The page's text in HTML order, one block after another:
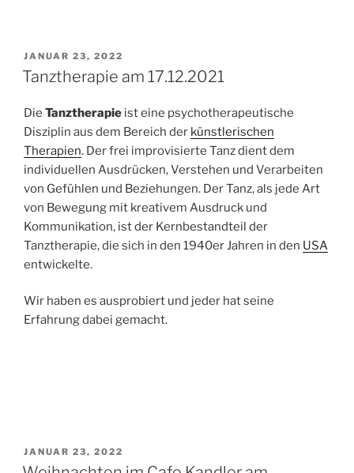
VERÖFFENTLICHT
AM
JANUAR 23, 2022
Tanztherapie am 17.12.2021
Die Tanztherapie ist eine psychotherapeutische
Disziplin aus dem Bereich der künstlerischen
Therapien. Der frei improvisierte Tanz dient dem
individuellen Ausdrücken, Verstehen und Verarbeiten
von Gefühlen und Beziehungen. Der Tanz, als jede Art
von Bewegung mit kreativem Ausdruck und
Kommunikation, ist der Kernbestandteil der
Tanztherapie, die sich in den 1940er Jahren in den USA
entwickelte.
Wir haben es ausprobiert und jeder hat seine
Erfahrung dabei gemacht.
VERÖFFENTLICHT
AM
JANUAR 23, 2022